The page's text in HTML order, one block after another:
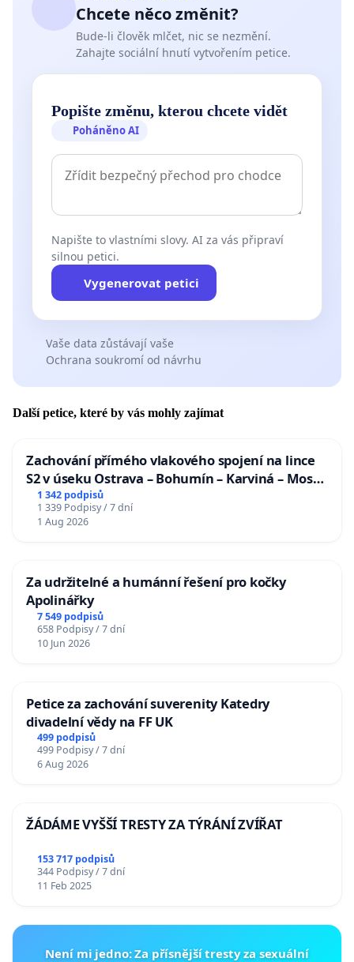
Chcete něco změnit?
Bude-li člověk mlčet, nic se nezmění.
Zahajte sociální hnutí vytvořením petice.
Popište změnu, kterou chcete vidět
Poháněno AI
Napište to vlastními slovy. AI za vás připraví
silnou petici.
Vygenerovat petici
Vaše data zůstávají vaše
Ochrana soukromí od návrhu
Další petice, které by vás mohly zajímat
Zachování přímého vlakového spojení na lince
S2 v úseku Ostrava – Bohumín – Karviná – Mosty
u Jablunkova
1 342 podpisů
1 339 Podpisy / 7 dní
1 Aug 2026
Za udržitelné a humánní řešení pro kočky
Apolinářky
7 549 podpisů
658 Podpisy / 7 dní
10 Jun 2026
Petice za zachování suverenity Katedry
divadelní vědy na FF UK
499 podpisů
499 Podpisy / 7 dní
6 Aug 2026
ŽÁDÁME VYŠŠÍ TRESTY ZA TÝRÁNÍ ZVÍŘAT
153 717 podpisů
344 Podpisy / 7 dní
11 Feb 2025
Není mi jedno: Za přísnější tresty za sexuální